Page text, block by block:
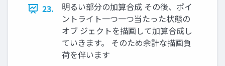
23.
明るい部分の加算合成 その後、ポイ
ントライト一つ一つ当たった状態の
オブ ジェクトを描画して加算合成し
ていきます。 そのため余計な描画負
荷を伴います